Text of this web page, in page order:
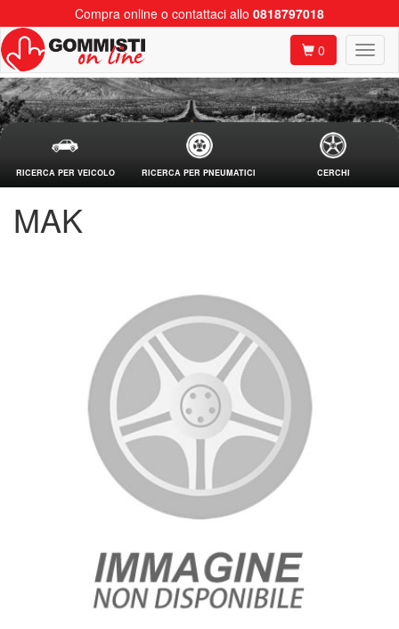
Compra online o contattaci allo 0818797018
0
RICERCA PER VEICOLO RICERCA PER PNEUMATICI CERCHI
MAK